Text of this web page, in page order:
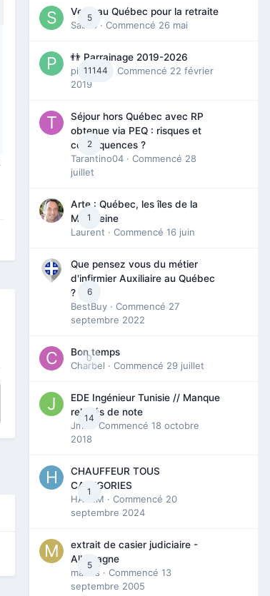
5
Venir au Québec pour la retraite
Sab74 · Commencé 26 mai
11144
👬 Parrainage 2019-2026
piinoush
· Commencé 22 février
2019
2
Séjour hors Québec avec RP
obtenue via PEQ : risques et
conséquences ?
Tarantino04 · Commencé 28
juillet
1
Arte : Québec, les îles de la
Madeleine
Laurent · Commencé 16 juin
6
Que pensez vous du métier
d'infirmier Auxiliaire au Québec
?
BestBuy · Commencé 27
septembre 2022
0
Bon temps
Charbel · Commencé 29 juillet
14
EDE Ingénieur Tunisie // Manque
relevés de note
Jmili
· Commencé 18 octobre
2018
1
CHAUFFEUR TOUS
CATEGORIES
HAZEM · Commencé 20
septembre 2024
5
extrait de casier judiciaire -
Allemagne
maries · Commencé 13
septembre 2005